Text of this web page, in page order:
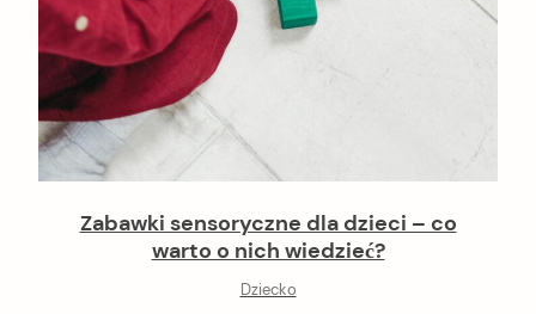
Zabawki sensoryczne dla dzieci – co
warto o nich wiedzieć?
Dziecko